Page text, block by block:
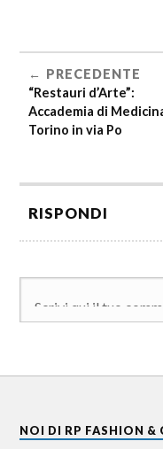
PRECEDENTE
“Restauri d’Arte”:
Accademia di
Torino in via Po
RISPONDI
NOI DI RP FASHION &